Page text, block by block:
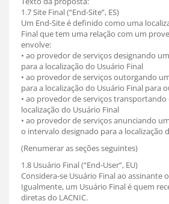
1.7 Site Final (“End-Site”, ES)
Um End-Site é definido como uma
Final que tem uma relação com um
envolve:
• ao provedor de serviços designando
para a localização do Usuário Final
• ao provedor de serviços outorgando
para a localização do Usuário Final para
• ao provedor de serviços
localização do Usuário Final
• ao provedor de serviços anunciando
o intervalo designado para a localização
(Renumerar as seções seguintes)
1.8 Usuário Final (“End-User”, EU)
Considera-se Usuário Final ao assinante
Igualmente, um Usuário Final é quem
diretas do LACNIC.